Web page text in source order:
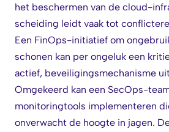
het beschermen van de cloud-
scheiding leidt vaak tot
Een FinOps-initiatief om
schonen kan per ongeluk een
actief, beveiligingsmechanisme
Omgekeerd kan een SecOps-
monitoringtools implementeren
onverwacht de hoogte in jagen.